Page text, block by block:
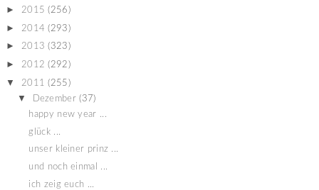
► 2015 (256)
► 2014 (293)
► 2013 (323)
► 2012 (292)
▼ 2011 (255)
▼ Dezember (37)
happy new year ...
glück ...
unser kleiner prinz ...
und noch einmal ...
ich zeig euch ...